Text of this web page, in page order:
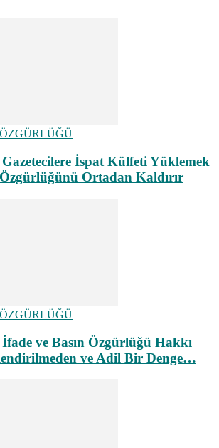
İspat Külfeti Yüklemek
Özgürlüğünü Ortadan Kaldırır
ve Basın Özgürlüğü Hakkı
ve Adil Bir Denge…